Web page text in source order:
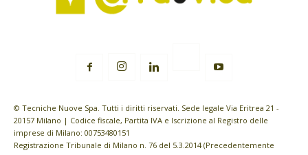
© Tecniche Nuove Spa. Tutti i diritti riservati. Sede legale Via Eritrea 21 -
20157 Milano | Codice fiscale, Partita IVA e Iscrizione al Registro delle
imprese di Milano: 00753480151
Registrazione Tribunale di Milano n. 76 del 5.3.2014 (Precedentemente